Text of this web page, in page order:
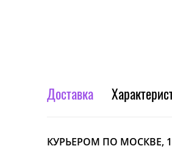
Доставка
КУРЬЕРОМ ПО МОСКВЕ,